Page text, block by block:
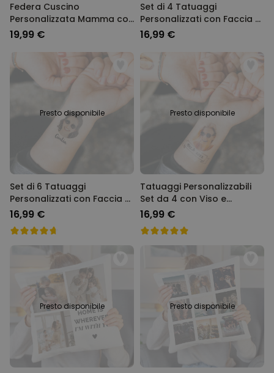
Federa Cuscino
Personalizzata Mamma con
Foto e Testo
19,99 €
Set di 4 Tatuaggi
Personalizzati con Faccia e
Testo
16,99 €
Presto disponibile
Set di 6 Tatuaggi
Personalizzati con Faccia e
Testo
16,99 €
Presto disponibile
Tatuaggi Personalizzabili
Set da 4 con Viso e
Descrizione
16,99 €
Presto disponibile Presto disponibile